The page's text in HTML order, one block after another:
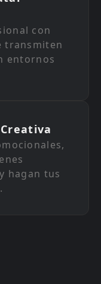
con
transmiten
entornos
hagan tus